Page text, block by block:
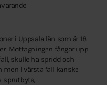
i Uppsala län som är 18
Mottagningen fångar upp
skulle ha spridd och
men i värsta fall kanske
sprutbyte,